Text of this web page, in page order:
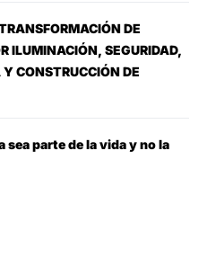
DE
ILUMINACIÓN, SEGURIDAD,
CONSTRUCCIÓN DE
sea parte de la vida y no la